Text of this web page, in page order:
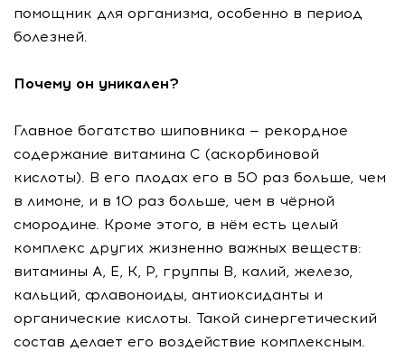
помощник для организма, особенно в период
болезней.
Почему он уникален?
Главное богатство шиповника — рекордное
содержание витамина С (аскорбиновой
кислоты). В его плодах его в 50 раз больше, чем
в лимоне, и в 10 раз больше, чем в чёрной
смородине. Кроме этого, в нём есть целый
комплекс других жизненно важных веществ:
витамины А, Е, К, Р, группы В, калий, железо,
кальций, флавоноиды, антиоксиданты и
органические кислоты. Такой синергетический
состав делает его воздействие комплексным.